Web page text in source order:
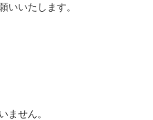
いいたします。
ません。